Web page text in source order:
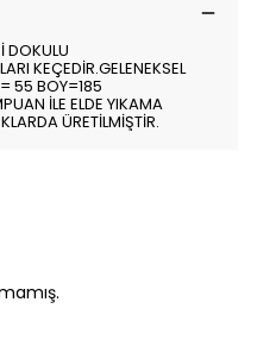
DOKULU
KEÇEDİR.GELENEKSEL
55 BOY=185
İLE ELDE YIKAMA
ÜRETİLMİŞTİR.